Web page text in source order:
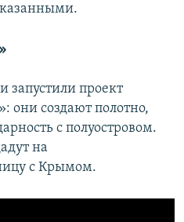
запустили проект
они создают полотно,
с полуостровом.
на
с Крымом.